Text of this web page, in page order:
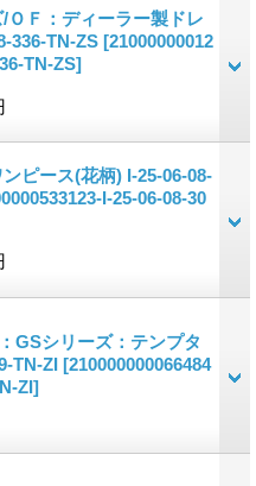
ＯＦ：ディーラー製ドレ
336-TN-ZS [21000000012
TN-ZS]
ピース(花柄) I-25-06-08-
I-25-06-08-30
GSシリーズ：テンプタ
TN-ZI [210000000066484
ZI]